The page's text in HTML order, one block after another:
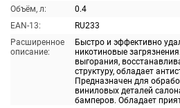
Объём, л:
0.4
EAN-13:
RU233
Расширенное
описание:
Быстро и эффективно
никотиновые
выгорания,
структуру, обладает
Предназначен для
виниловых деталей
бамперов. Обладает